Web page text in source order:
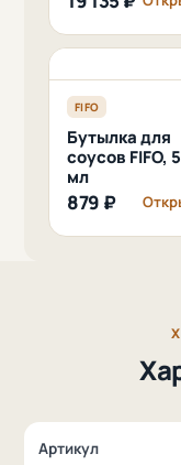
FIFO
Бутылка для
соусов FIFO,
мл
879 ₽
Артикул